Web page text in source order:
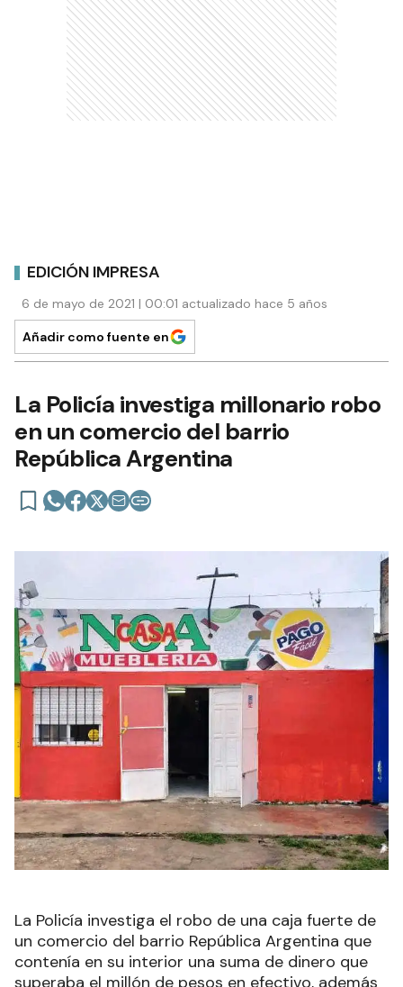
EDICIÓN IMPRESA
6 de mayo de 2021 | 00:01 actualizado hace 5 años
Añadir como fuente en
La Policía investiga millonario robo
en un comercio del barrio
República Argentina
La Policía investiga el robo de una caja fuerte de
un comercio del barrio República Argentina que
contenía en su interior una suma de dinero que
superaba el millón de pesos en efectivo, además